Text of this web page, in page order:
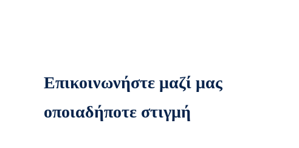
Επικοινωνήστε μαζί μας
οποιαδήποτε στιγμή